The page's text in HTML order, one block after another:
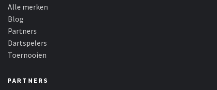
Alle merken
Blog
Partners
Dartspelers
Toernooien
PARTNERS